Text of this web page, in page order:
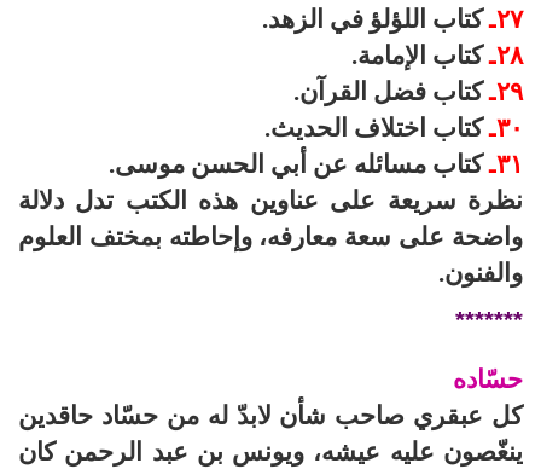
۲۷ـ كتاب اللؤلؤ في الزهد.
۲۸ـ كتاب الإمامة.
۲۹ـ كتاب فضل القرآن.
۳۰ـ كتاب اختلاف الحديث.
۳۱ـ كتاب مسائله عن أبي الحسن موسى.
نظرة سريعة على عناوين هذه الكتب تدل دلالة
واضحة على سعة معارفه، وإحاطته بمختف العلوم
والفنون.
*******
حسّاده
كل عبقري صاحب شأن لابدّ له من حسّاد حاقدين
ينغّصون عليه عيشه، ويونس بن عبد الرحمن كان